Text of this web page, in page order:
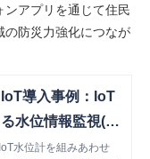
ンアプリを通じて住民
の防災力強化につなが
導入事例：IoT
水位情報監視(株
クノロジーズ 旧
水位計を組みあわせ